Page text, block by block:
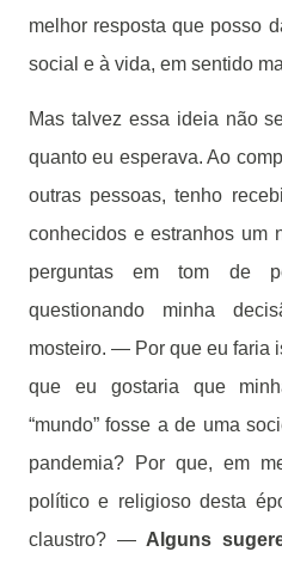
melhor resposta que posso
social e à vida, em sentido
Mas talvez essa ideia não
quanto eu esperava. Ao
outras pessoas, tenho
conhecidos e estranhos um
perguntas em tom de
questionando minha
mosteiro. — Por que eu faria
que eu gostaria que
“mundo” fosse a de uma
pandemia? Por que, em
político e religioso desta
claustro? — Alguns